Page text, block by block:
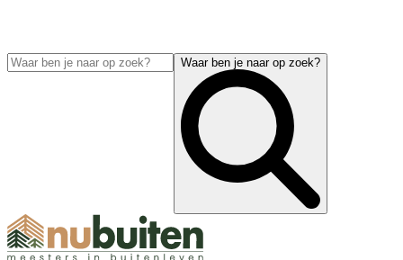
Waar ben je naar op zoek?